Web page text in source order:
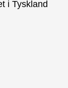
i Tyskland